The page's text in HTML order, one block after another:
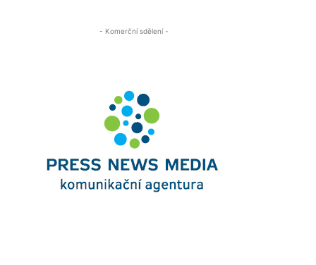
- Komerční sdělení -